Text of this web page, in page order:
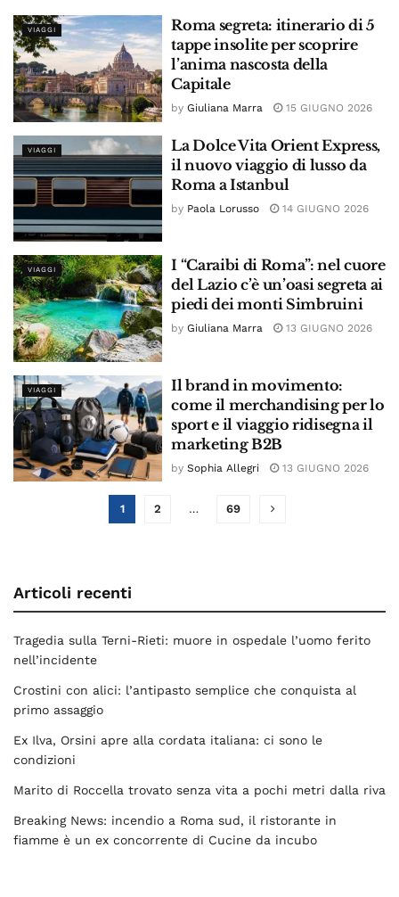
VIAGGI
Roma segreta: itinerario di 5
tappe insolite per scoprire
l’anima nascosta della
Capitale
by Giuliana Marra 15 GIUGNO 2026
VIAGGI
La Dolce Vita Orient Express,
il nuovo viaggio di lusso da
Roma a Istanbul
by Paola Lorusso 14 GIUGNO 2026
VIAGGI
I “Caraibi di Roma”: nel cuore
del Lazio c’è un’oasi segreta ai
piedi dei monti Simbruini
by Giuliana Marra 13 GIUGNO 2026
VIAGGI
Il brand in movimento:
come il merchandising per lo
sport e il viaggio ridisegna il
marketing B2B
by Sophia Allegri 13 GIUGNO 2026
1 2 … 69
Articoli recenti
Tragedia sulla Terni-Rieti: muore in ospedale l’uomo ferito
nell’incidente
Crostini con alici: l’antipasto semplice che conquista al
primo assaggio
Ex Ilva, Orsini apre alla cordata italiana: ci sono le
condizioni
Marito di Roccella trovato senza vita a pochi metri dalla riva
Breaking News: incendio a Roma sud, il ristorante in
fiamme è un ex concorrente di Cucine da incubo